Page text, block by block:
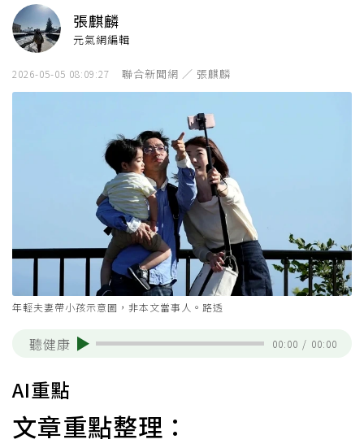
張麒麟
元氣網編輯
2026-05-05 08:09:27 聯合新聞網 ／ 張麒麟
年輕夫妻帶小孩示意圖，非本文當事人。路透
聽健康 00:00 / 00:00
AI重點
文章重點整理：